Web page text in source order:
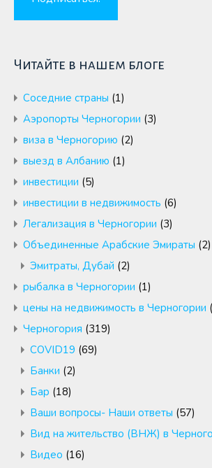
Читайте в нашем блоге
Cоседние страны (1)
Аэропорты Черногории (3)
виза в Черногорию (2)
выезд в Албанию (1)
инвестиции (5)
инвестиции в недвижимость (6)
Легализация в Черногории (3)
Объединенные Арабские Эмираты (2)
Эмитраты, Дубай (2)
рыбалка в Черногории (1)
цены на недвижимость в Черногории
Черногория (319)
COVID19 (69)
Банки (2)
Бар (18)
Ваши вопросы- Наши ответы (57)
Вид на жительство (ВНЖ) в
Видео (16)